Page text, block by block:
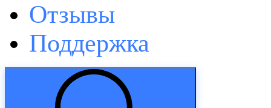
Отзывы
Поддержка